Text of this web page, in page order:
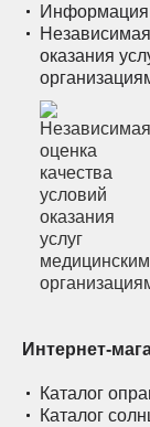
Информация
оказания
Интернет-
Каталог
Каталог